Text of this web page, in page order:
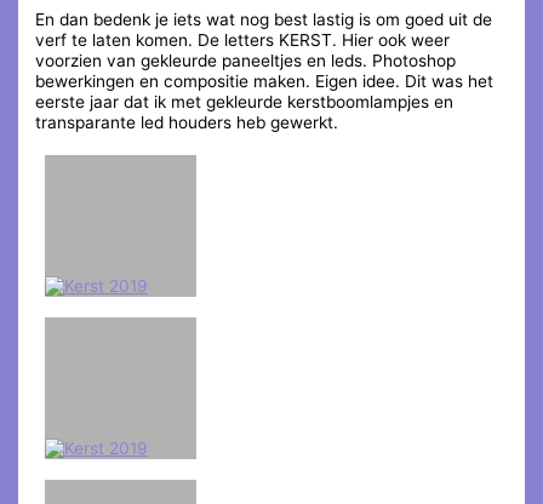
En dan bedenk je iets wat nog best lastig is om goed uit de
verf te laten komen. De letters KERST. Hier ook weer
voorzien van gekleurde paneeltjes en leds. Photoshop
bewerkingen en compositie maken. Eigen idee. Dit was het
eerste jaar dat ik met gekleurde kerstboomlampjes en
transparante led houders heb gewerkt.